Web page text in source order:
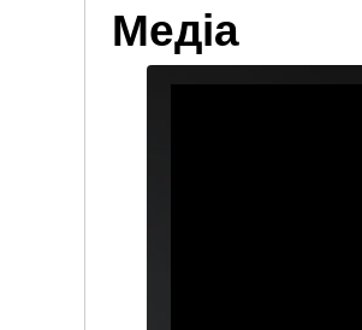
Медіа